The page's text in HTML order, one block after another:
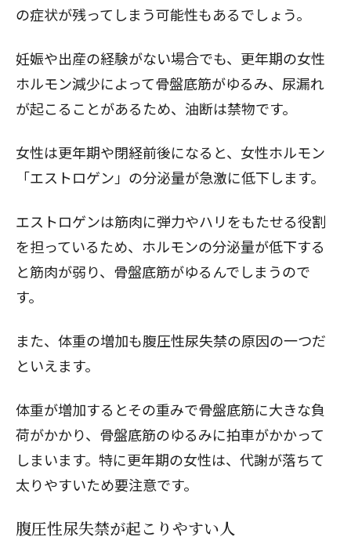
の症状が残ってしまう可能性もあるでしょう。
妊娠や出産の経験がない場合でも、更年期の女性
ホルモン減少によって骨盤底筋がゆるみ、尿漏れ
が起こることがあるため、油断は禁物です。
女性は更年期や閉経前後になると、女性ホルモン
「エストロゲン」の分泌量が急激に低下します。
エストロゲンは筋肉に弾力やハリをもたせる役割
を担っているため、ホルモンの分泌量が低下する
と筋肉が弱り、骨盤底筋がゆるんでしまうので
す。
また、体重の増加も腹圧性尿失禁の原因の一つだ
といえます。
体重が増加するとその重みで骨盤底筋に大きな負
荷がかかり、骨盤底筋のゆるみに拍車がかかって
しまいます。特に更年期の女性は、代謝が落ちて
太りやすいため要注意です。
腹圧性尿失禁が起こりやすい人